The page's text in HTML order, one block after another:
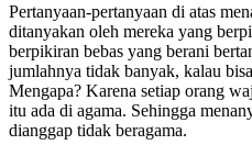
Pertanyaan-pertanyaan di atas
ditanyakan oleh mereka yang
berpikiran bebas yang berani
jumlahnya tidak banyak, kalau
Mengapa? Karena setiap orang
itu ada di agama. Sehingga
dianggap tidak beragama.